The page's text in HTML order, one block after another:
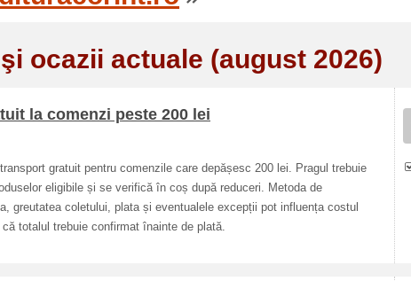
ocazii actuale (august 2026)
la comenzi peste 200 lei
gratuit pentru comenzile care depășesc 200 lei. Pragul trebuie
eligibile și se verifică în coș după reduceri. Metoda de
greutatea coletului, plata și eventualele excepții pot influența costul
totalul trebuie confirmat înainte de plată.